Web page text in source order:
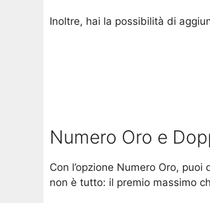
Inoltre, hai la possibilità di
Numero Oro e
Con l’opzione Numero Oro,
non è tutto: il premio massimo